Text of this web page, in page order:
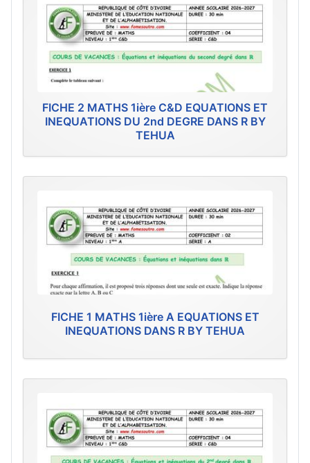
FICHE 2 MATHS 1ière C&D EQUATIONS ET
INEQUATIONS DU 2nd DEGRE DANS R BY
TEHUA
FICHE 1 MATHS 1ière A EQUATIONS ET
INEQUATIONS DANS R BY TEHUA